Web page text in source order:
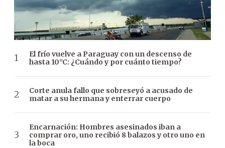
El frío vuelve a Paraguay con un descenso de
hasta 10°C: ¿Cuándo y por cuánto tiempo?
Corte anula fallo que sobreseyó a acusado de
matar a su hermana y enterrar cuerpo
Encarnación: Hombres asesinados iban a
comprar oro, uno recibió 8 balazos y otro uno en
la boca